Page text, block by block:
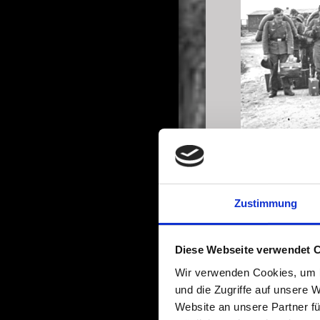
Zustimmung
Diese Webseite verwendet
Wir verwenden Cookies,
und die Zugriffe auf unsere
Website an unsere Partner
dem
erkennen,
Bildquelle: ©
Das Bild wurde